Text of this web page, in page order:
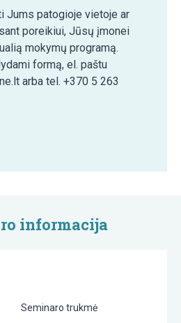
Jums patogioje vietoje ar
poreikiui, Jūsų įmonei
mokymų programą.
formą, el. paštu
arba tel. +370 5 263
informacija
Seminaro trukmė